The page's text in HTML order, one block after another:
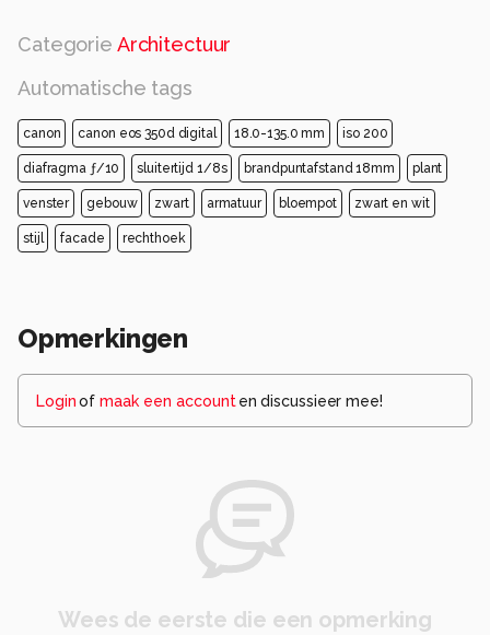
Categorie Architectuur
Automatische tags
canon canon eos 350d digital 18.0-135.0 mm iso 200
diafragma ƒ/10 sluitertijd 1/8s brandpuntafstand 18mm plant
venster gebouw zwart armatuur bloempot zwart en wit
stijl facade rechthoek
Opmerkingen
Loginof maak een account en discussieer mee!
Wees de eerste die een opmerking